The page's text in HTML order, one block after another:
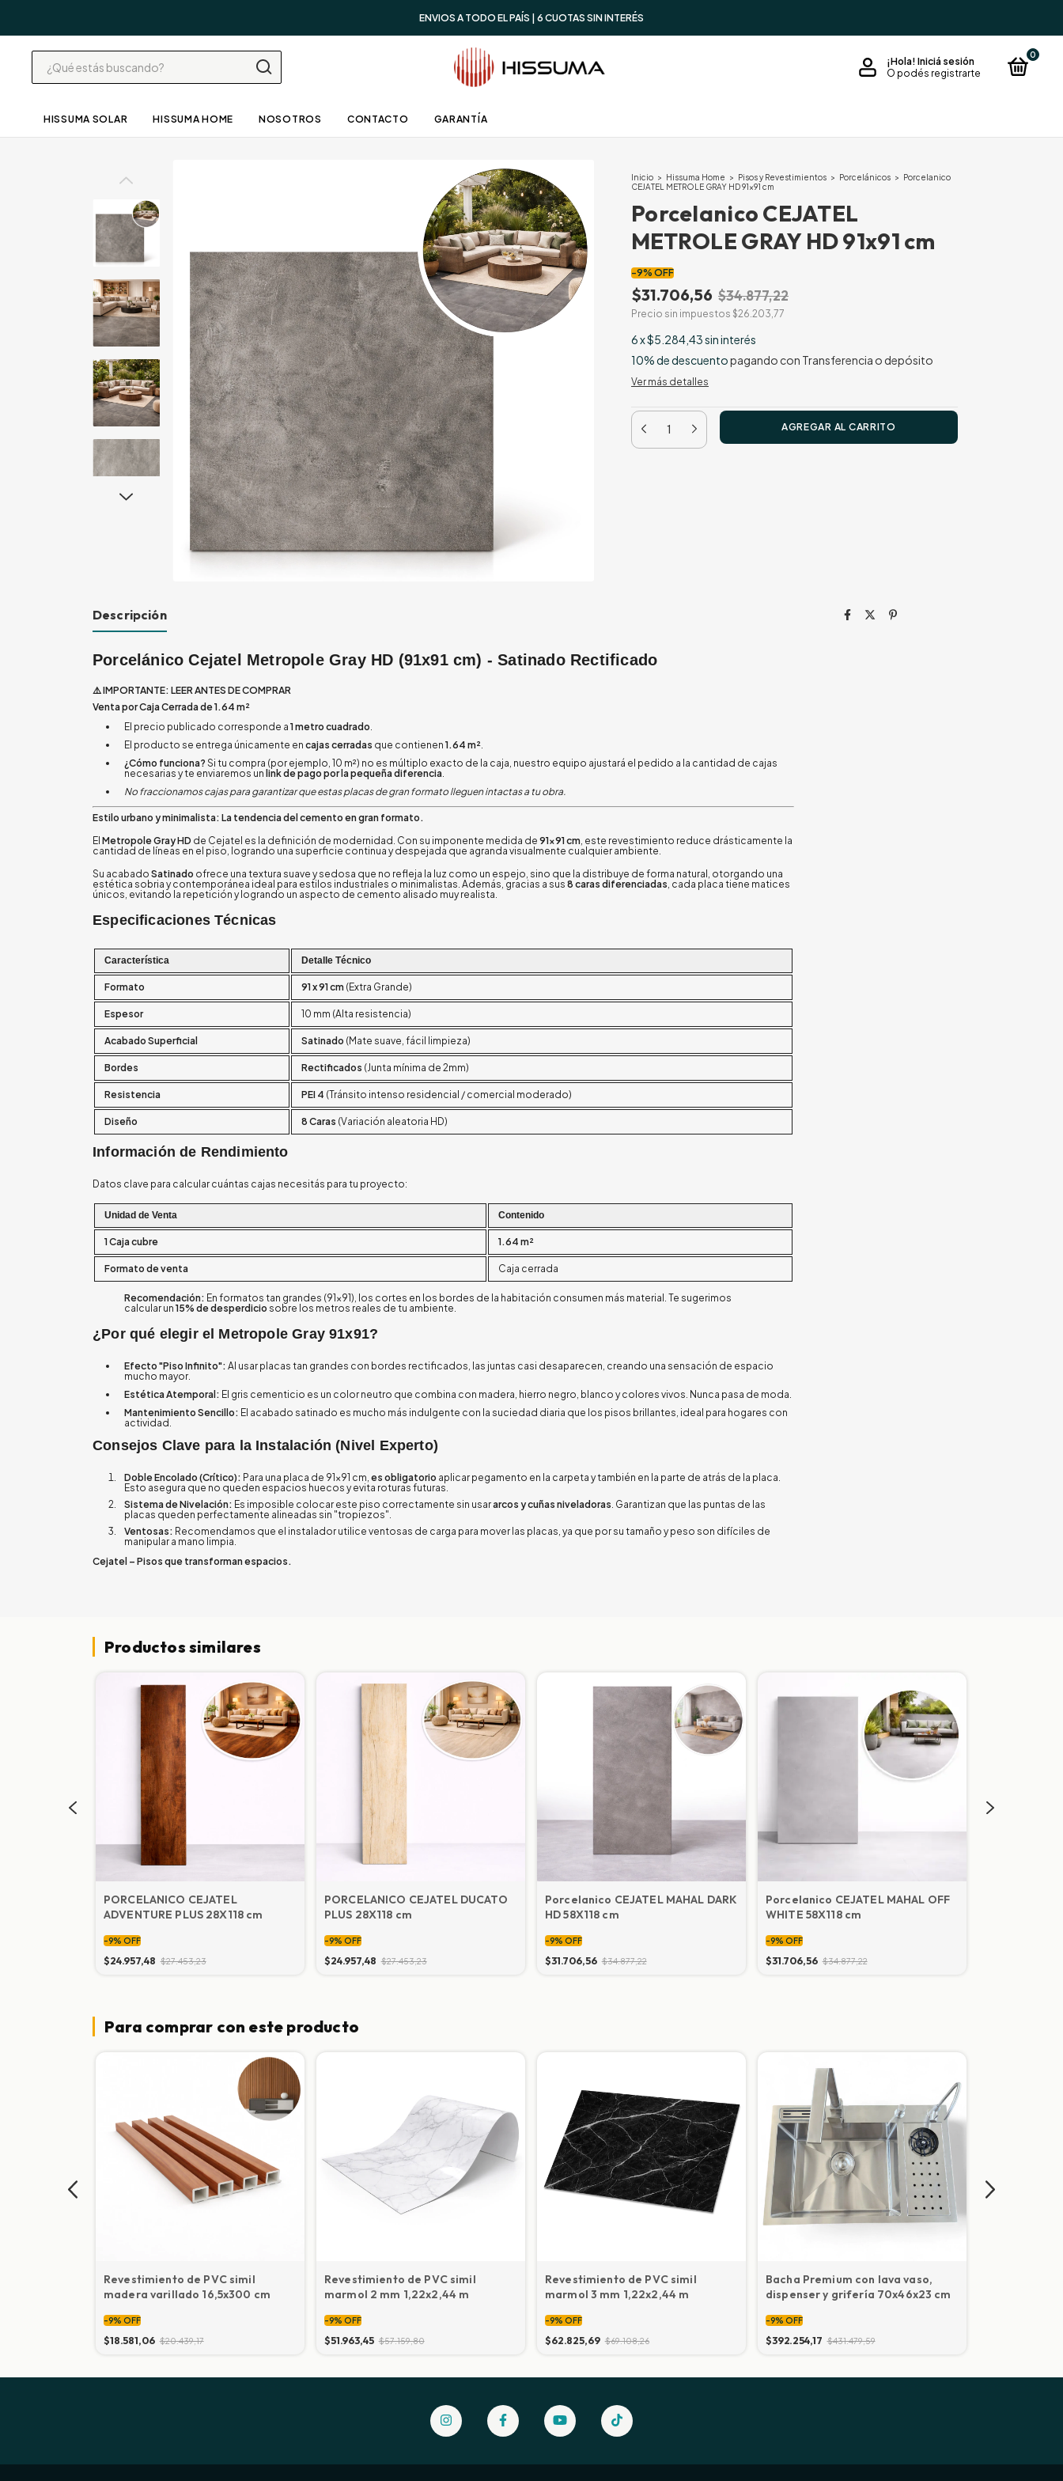
ENVIOS A TODO EL PAÍS | 6 CUOTAS SIN INTERÉS
¡Hola! Iniciá sesión
O podés registrarte
0
HISSUMA SOLAR HISSUMA HOME NOSOTROS CONTACTO GARANTÍA
Inicio > Hissuma Home > Pisos y Revestimientos > Porcelánicos > Porcelanico
CEJATEL METROLE GRAY HD 91x91 cm
Porcelanico CEJATEL
METROLE GRAY HD 91x91 cm
-9% OFF
$31.706,56 $34.877,22
Precio sin impuestos $26.203,77
6x$5.284,43sin interés
10% de descuentopagando con Transferencia o depósito
Ver más detalles
Descripción
Porcelánico Cejatel Metropole Gray HD (91x91 cm) - Satinado Rectificado
⚠️ IMPORTANTE: LEER ANTES DE COMPRAR
Venta por Caja Cerrada de 1.64 m²
El precio publicado corresponde a 1 metro cuadrado.
El producto se entrega únicamente en cajas cerradas que contienen 1.64 m².
¿Cómo funciona? Si tu compra (por ejemplo, 10 m²) no es múltiplo exacto de la caja, nuestro equipo ajustará el pedido a la cantidad de cajas
necesarias y te enviaremos un link de pago por la pequeña diferencia.
No fraccionamos cajas para garantizar que estas placas de gran formato lleguen intactas a tu obra.
Estilo urbano y minimalista: La tendencia del cemento en gran formato.
El Metropole Gray HD de Cejatel es la definición de modernidad. Con su imponente medida de 91x91 cm, este revestimiento reduce drásticamente la
cantidad de líneas en el piso, logrando una superficie continua y despejada que agranda visualmente cualquier ambiente.
Su acabado Satinado ofrece una textura suave y sedosa que no refleja la luz como un espejo, sino que la distribuye de forma natural, otorgando una
estética sobria y contemporánea ideal para estilos industriales o minimalistas. Además, gracias a sus 8 caras diferenciadas, cada placa tiene matices
únicos, evitando la repetición y logrando un aspecto de cemento alisado muy realista.
Especificaciones Técnicas
Característica Detalle Técnico
Formato 91 x 91 cm (Extra Grande)
Espesor 10 mm (Alta resistencia)
Acabado Superficial Satinado (Mate suave, fácil limpieza)
Bordes Rectificados (Junta mínima de 2mm)
Resistencia PEI 4 (Tránsito intenso residencial / comercial moderado)
Diseño 8 Caras (Variación aleatoria HD)
Información de Rendimiento
Datos clave para calcular cuántas cajas necesitás para tu proyecto:
Unidad de Venta Contenido
1 Caja cubre 1.64 m²
Formato de venta Caja cerrada
Recomendación: En formatos tan grandes (91x91), los cortes en los bordes de la habitación consumen más material. Te sugerimos
calcular un 15% de desperdicio sobre los metros reales de tu ambiente.
¿Por qué elegir el Metropole Gray 91x91?
Efecto "Piso Infinito": Al usar placas tan grandes con bordes rectificados, las juntas casi desaparecen, creando una sensación de espacio
mucho mayor.
Estética Atemporal: El gris cementicio es un color neutro que combina con madera, hierro negro, blanco y colores vivos. Nunca pasa de moda.
Mantenimiento Sencillo: El acabado satinado es mucho más indulgente con la suciedad diaria que los pisos brillantes, ideal para hogares con
actividad.
Consejos Clave para la Instalación (Nivel Experto)
Doble Encolado (Crítico): Para una placa de 91x91 cm, es obligatorio aplicar pegamento en la carpeta y también en la parte de atrás de la placa.
Esto asegura que no queden espacios huecos y evita roturas futuras.
Sistema de Nivelación: Es imposible colocar este piso correctamente sin usararcos y cuñas niveladoras . Garantizan que las puntas de las
placas queden perfectamente alineadas sin "tropiezos".
Ventosas: Recomendamos que el instalador utilice ventosas de carga para mover las placas, ya que por su tamaño y peso son difíciles de
manipular a mano limpia.
Cejatel – Pisos que transforman espacios.
Productos similares
PORCELANICO CEJATEL
ADVENTURE PLUS 28X118 cm
-9% OFF
$24.957,48 $27.453,23
PORCELANICO CEJATEL DUCATO
PLUS 28X118 cm
-9% OFF
$24.957,48 $27.453,23
Porcelanico CEJATEL MAHAL DARK
HD 58X118 cm
-9% OFF
$31.706,56 $34.877,22
Porcelanico CEJATEL MAHAL OFF
WHITE 58X118 cm
-9% OFF
$31.706,56 $34.877,22
Para comprar con este producto
Revestimiento de PVC simil
madera varillado 16,5x300 cm
-9% OFF
$18.581,06 $20.439,17
Revestimiento de PVC simil
marmol 2 mm 1,22x2,44 m
-9% OFF
$51.963,45 $57.159,80
Revestimiento de PVC simil
marmol 3 mm 1,22x2,44 m
-9% OFF
$62.825,69 $69.108,26
Bacha Premium con lava vaso,
dispenser y grifería 70x46x23 cm
-9% OFF
$392.254,17 $431.479,59